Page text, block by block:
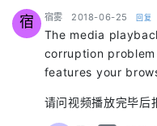
宿 宿雾 says:
2018-06-25 回复
The media
corruption
features your
请问视频播放完毕后